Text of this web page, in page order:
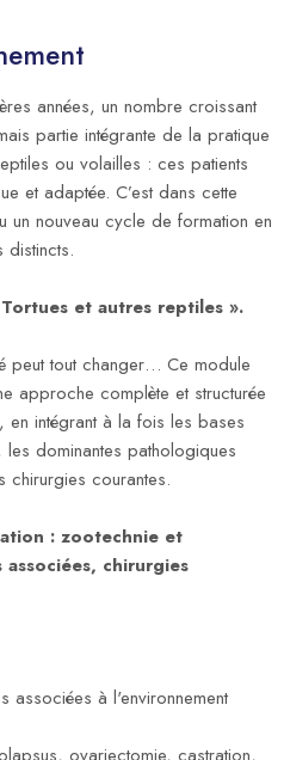
années, un nombre croissant
partie intégrante de la pratique
ou volailles : ces patients
et adaptée. C’est dans cette
un nouveau cycle de formation en
distincts.
et autres reptiles ».
peut tout changer… Ce module
approche complète et structurée
intégrant à la fois les bases
dominantes pathologiques
chirurgies courantes.
: zootechnie et
chirurgies
associées à l'environnement